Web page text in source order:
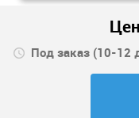
Под заказ (10-12